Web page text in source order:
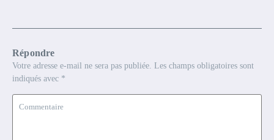
Répondre
Votre adresse e-mail ne sera pas publiée. Les champs obligatoires sont
indiqués avec *